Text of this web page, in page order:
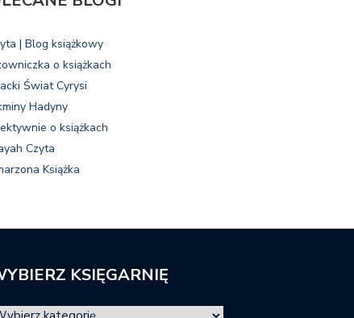
| Blog książkowy
o książkach
Świat Cyrysi
Hadyny
o książkach
Czyta
Książka
KSIĘGARNIĘ